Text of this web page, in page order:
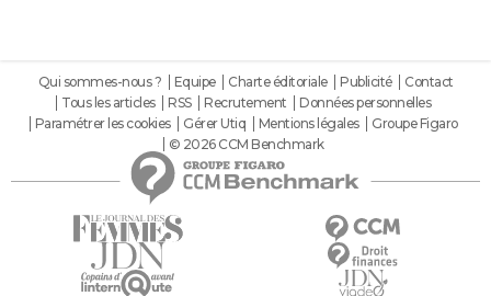
Qui sommes-nous ? Equipe Charte éditoriale Publicité
Contact
Tous les articles
RSS Recrutement
Données personnelles
Paramétrer les cookies
Gérer Utiq Mentions légales
Groupe Figaro
© 2026 CCM Benchmark